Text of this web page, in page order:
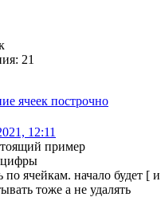
21
ячеек построчно
12:11
пример
цифры
по ячейкам. начало будет [
тоже а не удалять